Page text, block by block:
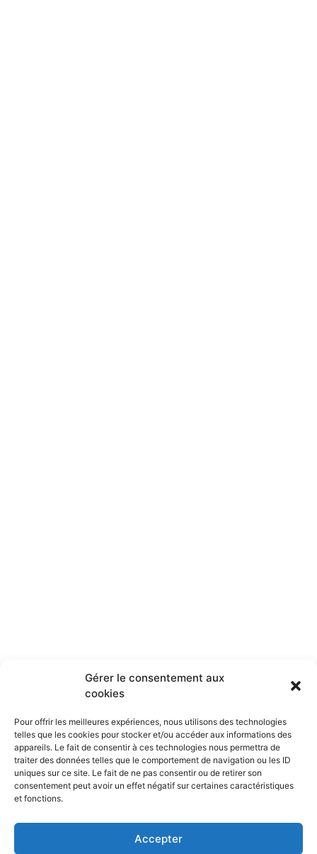
Gérer le consentement aux
cookies
Pour offrir les meilleures expériences, nous utilisons des technologies
telles que les cookies pour stocker et/ou accéder aux informations des
appareils. Le fait de consentir à ces technologies nous permettra de
traiter des données telles que le comportement de navigation ou les ID
uniques sur ce site. Le fait de ne pas consentir ou de retirer son
consentement peut avoir un effet négatif sur certaines caractéristiques
et fonctions.
Accepter